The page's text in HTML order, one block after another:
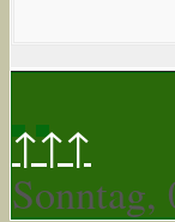
↑↑↑
Sonntag,